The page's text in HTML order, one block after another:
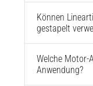
Können
gestapelt
Welche Motor-
Anwendung?